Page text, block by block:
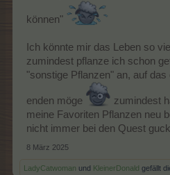
Eine Inselquest, 5 Gruselquests, der
können"
Ich könnte mir das Leben so
zumindest pflanze ich schon
"sonstige Pflanzen" an, auf das
enden möge
zumindest
meine Favoriten Pflanzen neu
nicht immer bei den Quest
8 März 2025
LadyCatwoman und KleinerDonald gefällt